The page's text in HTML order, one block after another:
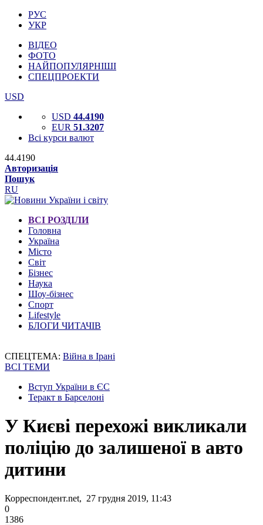
РУС
УКР
ВІДЕО
ФОТО
НАЙПОПУЛЯРНІШІ
СПЕЦПРОЕКТИ
USD
USD 44.4190
EUR 51.3207
Всі курси валют
44.4190
Авторизація
Пошук
RU
ВСІ РОЗДІЛИ
Головна
Україна
Місто
Світ
Бізнес
Наука
Шоу-бізнес
Спорт
Lifestyle
БЛОГИ ЧИТАЧІВ
СПЕЦТЕМА: Війна в Ірані
ВСІ ТЕМИ
Вступ України в ЄС
Теракт в Барселоні
У Києві перехожі викликали
поліцію до залишеної в авто
дитини
Корреспондент.net, 27 грудня 2019, 11:43
0
1386